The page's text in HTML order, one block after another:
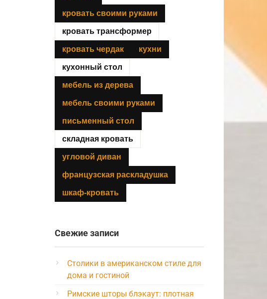
кровать своими руками
кровать трансформер
кровать чердак кухни
кухонный стол
мебель из дерева
мебель своими руками
письменный стол
складная кровать
угловой диван
французская раскладушка
шкаф-кровать
Свежие записи
Столики в американском стиле для
дома и гостиной
Римские шторы блэкаут: плотная